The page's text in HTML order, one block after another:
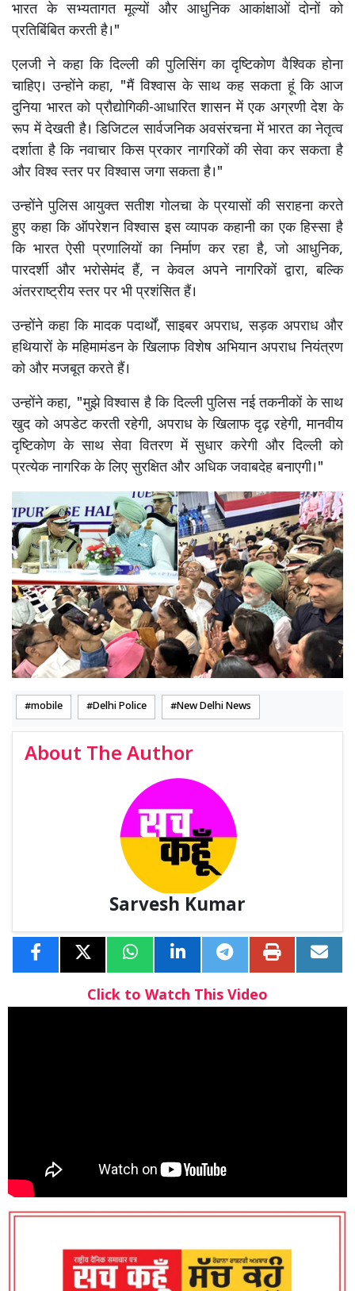
भारत के सभ्यतागत मूल्यों और आधुनिक आकांक्षाओं दोनों को
प्रतिबिंबित करती है।"
एलजी ने कहा कि दिल्ली की पुलिसिंग का दृष्टिकोण वैश्विक होना
चाहिए। उन्होंने कहा, "मैं विश्वास के साथ कह सकता हूं कि आज
दुनिया भारत को प्रौद्योगिकी-आधारित शासन में एक अग्रणी देश के
रूप में देखती है। डिजिटल सार्वजनिक अवसंरचना में भारत का नेतृत्व
दर्शाता है कि नवाचार किस प्रकार नागरिकों की सेवा कर सकता है
और विश्व स्तर पर विश्वास जगा सकता है।"
उन्होंने पुलिस आयुक्त सतीश गोलचा के प्रयासों की सराहना करते
हुए कहा कि ऑपरेशन विश्वास इस व्यापक कहानी का एक हिस्सा है
कि भारत ऐसी प्रणालियों का निर्माण कर रहा है, जो आधुनिक,
पारदर्शी और भरोसेमंद हैं, न केवल अपने नागरिकों द्वारा, बल्कि
अंतरराष्ट्रीय स्तर पर भी प्रशंसित हैं।
उन्होंने कहा कि मादक पदार्थों, साइबर अपराध, सड़क अपराध और
हथियारों के महिमामंडन के खिलाफ विशेष अभियान अपराध नियंत्रण
को और मजबूत करते हैं।
उन्होंने कहा, "मुझे विश्वास है कि दिल्ली पुलिस नई तकनीकों के साथ
खुद को अपडेट करती रहेगी, अपराध के खिलाफ दृढ़ रहेगी, मानवीय
दृष्टिकोण के साथ सेवा वितरण में सुधार करेगी और दिल्ली को
प्रत्येक नागरिक के लिए सुरक्षित और अधिक जवाबदेह बनाएगी।"
mobile Delhi Police New Delhi News
About The Author
Sarvesh Kumar
Click to Watch This Video